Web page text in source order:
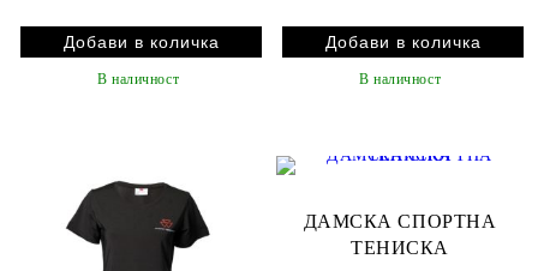
В наличност В наличност
ДАМСКА СПОРТНА
ТЕНИСКА